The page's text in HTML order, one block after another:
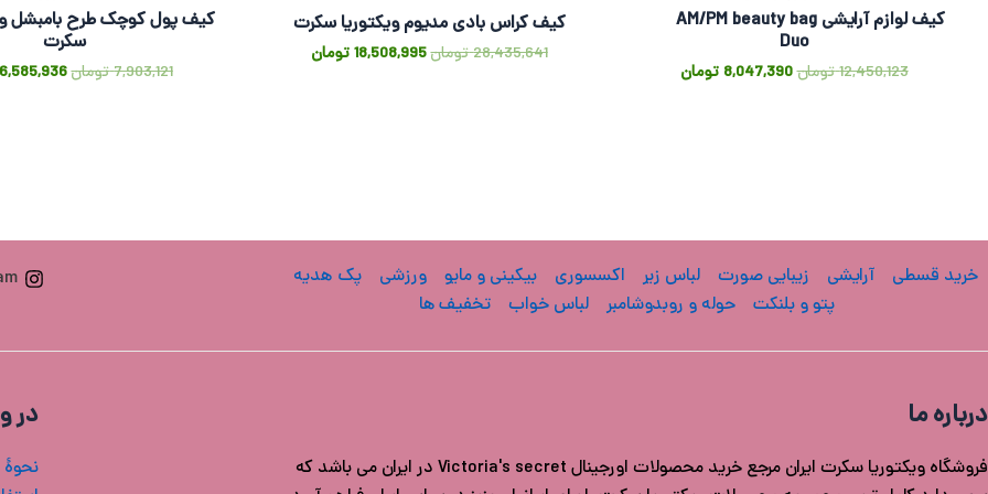
کیف لوازم آرایشی AM/PM beauty bag
Duo
12,450,123تومان8,047,390 تومان
کیف کراس بادی مدیوم ویکتوریا سکرت
28,435,641تومان18,508,995تومان
کیف پول کوچک طرح بامبشل
سکرت
7,903,121تومان
خرید قسطی آرایشی زیبایی صورت لباس زیر اکسسوری بیکینی و مایو ورزشی
پک هدیه
پتو و بلنکت
حوله و روبدوشامبر لباس خواب تخفیف ها
درباره ما
فروشگاه ویکتوریا سکرت ایران مرجع خرید محصولات اورجینال Victoria's secret در ایران می باشد که
در